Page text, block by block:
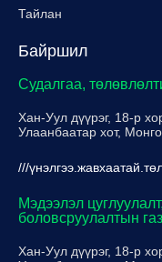
Тайлан
Байршил
Судалгаа,
Хан-Уул дүүрэг, 18-р
Улаанбаатар хот,
///
Мэдээлэл цуглуулалт,
боловсруулалтын
Хан-Уул дүүрэг, 18-р